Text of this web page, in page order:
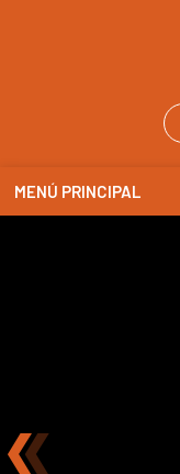
MENÚ PRINCIPAL